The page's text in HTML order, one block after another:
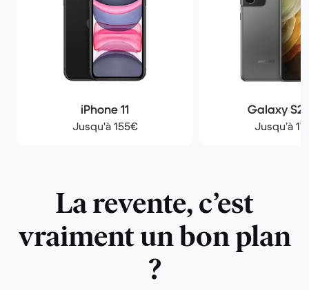
iPhone 11
Jusqu'à 155€
Galaxy
Jusqu’à
La revente, c’est
vraiment un bon plan
?